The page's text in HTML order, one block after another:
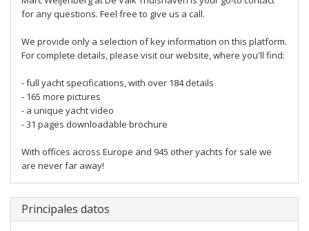
for any questions. Feel free to give us a call.
We provide only a selection of key information on this platform.
For complete details, please visit our website, where you'll find:
- full yacht specifications, with over 184 details
- 165 more pictures
- a unique yacht video
- 31 pages downloadable brochure
With offices across Europe and 945 other yachts for sale we
are never far away!
Principales datos